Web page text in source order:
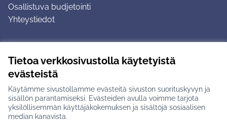
Tietoa verkkosivustolla käytetyistä
evästeistä
Käytämme sivustollamme evästeitä sivuston suorituskyvyn ja
sisällön parantamiseksi. Evästeiden avulla voimme tarjota
yksilöllisemmän käyttäjäkokemuksen ja sisältöjä sosiaalisen
median kanavista.
Osallistuva budjetointi
Yhteystiedot
Ohjeet kirjautumiseen
Ohjeet kommentin jättämiseen